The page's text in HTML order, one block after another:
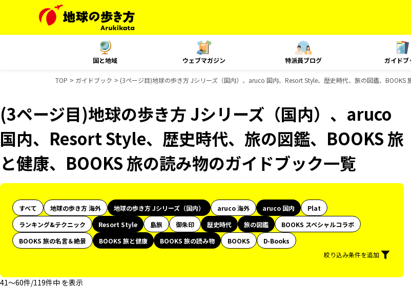
国と地域 ウェブマガジン 特派員ブログ ガイドブ
TOP ガイドブック (3ページ目)地球の歩き方 Jシリーズ（国内）、aruco 国内、Resort Style、歴史時代、旅の図鑑、BOOKS
(3ページ目)地球の歩き方 Jシリーズ（国内）、aruco
国内、Resort Style、歴史時代、旅の図鑑、BOOKS 旅
と健康、BOOKS 旅の読み物のガイドブック一覧
すべて 地球の歩き方 海外 地球の歩き方 Jシリーズ（国内） aruco 海外 aruco 国内
Plat
ランキング&テクニック
Resort Style 島旅 御朱印 歴史時代 旅の図鑑
BOOKS スペシャルコラボ
BOOKS 旅の名言＆絶景
BOOKS 旅と健康 BOOKS 旅の読み物 BOOKS
D-Books
絞り込み条件を追加
41〜60件/119件中 を表示